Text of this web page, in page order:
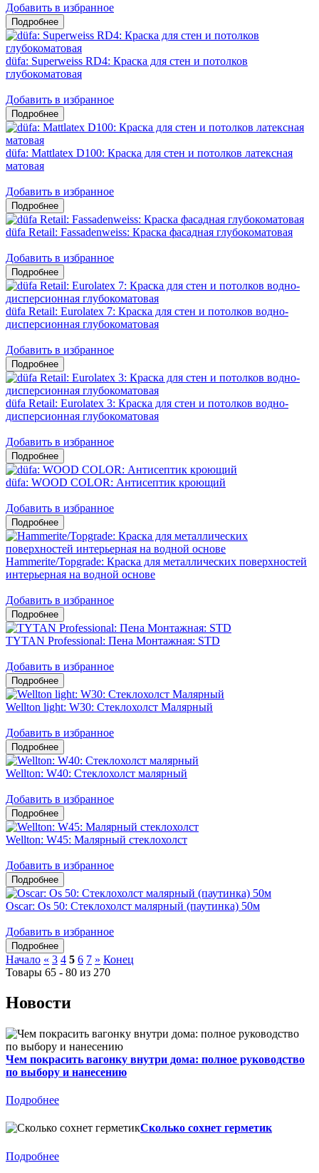
Добавить в избранное
düfa: Superweiss RD4: Краска для стен и потолков
глубокоматовая
Добавить в избранное
düfa: Mattlatex D100: Краска для стен и потолков латексная
матовая
Добавить в избранное
düfa Retail: Fassadenweiss: Краска фасадная глубокоматовая
Добавить в избранное
düfa Retail: Eurolatex 7: Краска для стен и потолков водно-
дисперсионная глубокоматовая
Добавить в избранное
düfa Retail: Eurolatex 3: Краска для стен и потолков водно-
дисперсионная глубокоматовая
Добавить в избранное
düfa: WOOD COLOR: Антисептик кроющий
Добавить в избранное
Hammerite/Topgrade: Краска для металлических поверхностей
интерьерная на водной основе
Добавить в избранное
TYTAN Professional: Пена Монтажная: STD
Добавить в избранное
Wellton light: W30: Стеклохолст Малярный
Добавить в избранное
Wellton: W40: Стеклохолст малярный
Добавить в избранное
Wellton: W45: Малярный стеклохолст
Добавить в избранное
Oscar: Os 50: Стеклохолст малярный (паутинка) 50м
Добавить в избранное
Начало « 3 4 5 6 7 » Конец
Товары 65 - 80 из 270
Новости
Чем покрасить вагонку внутри дома: полное руководство
по выбору и нанесению
Подробнее
Сколько сохнет герметик
Подробнее